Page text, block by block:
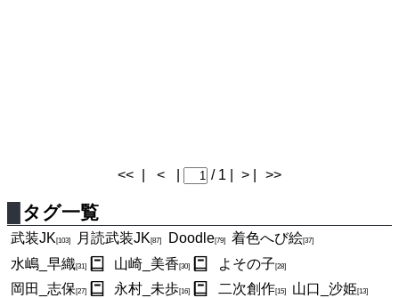
<< < / 1 | > | >>
タグ一覧
武装JK[103] 月読武装JK[87] Doodle[79] 着色へび絵[37]
水嶋_早織[31] 山崎_美香[30] よその子[28]
岡田_志保[27] 永村_未歩[16] 二次創作[15] 山口_沙姫[13]